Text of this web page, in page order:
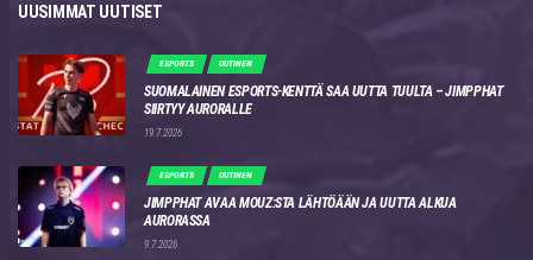
UUSIMMAT UUTISET
ESPORTS UUTINEN
SUOMALAINEN ESPORTS-KENTTÄ SAA UUTTA TUULTA – JIMPPHAT
SIIRTYY AURORALLE
19.7.2026
ESPORTS UUTINEN
JIMPPHAT AVAA MOUZ:STA LÄHTÖÄÄN JA UUTTA ALKUA
AURORASSA
9.7.2026